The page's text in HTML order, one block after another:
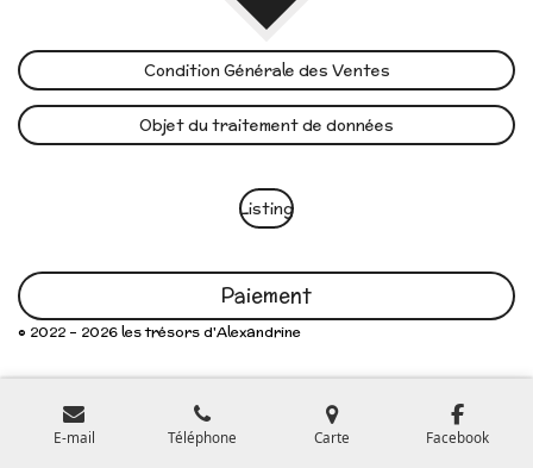
Condition Générale des Ventes
Objet du traitement de données
Listing
Paiement
© 2022 - 2026 les trésors d'Alexandrine
E-mail Téléphone Carte Facebook